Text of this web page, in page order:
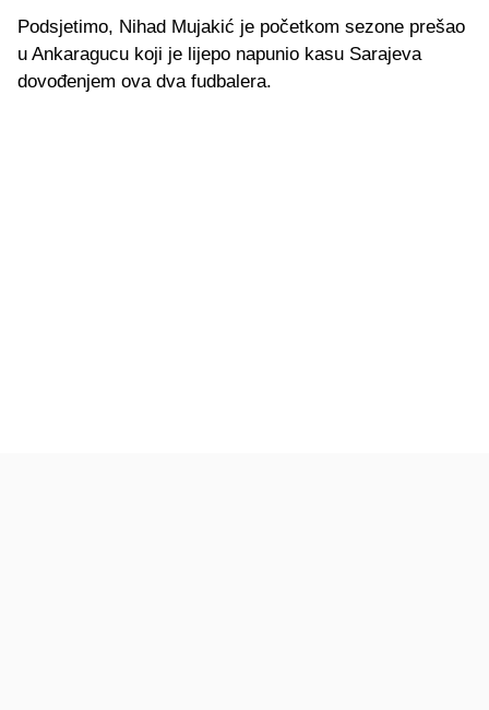
Podsjetimo, Nihad Mujakić je početkom sezone prešao
u Ankaragucu koji je lijepo napunio kasu Sarajeva
dovođenjem ova dva fudbalera.